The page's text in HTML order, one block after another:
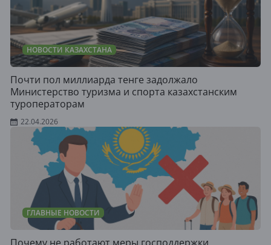
НОВОСТИ КАЗАХСТАНА
Почти пол миллиарда тенге задолжало
Министерство туризма и спорта казахстанским
туроператорам
22.04.2026
ГЛАВНЫЕ НОВОСТИ